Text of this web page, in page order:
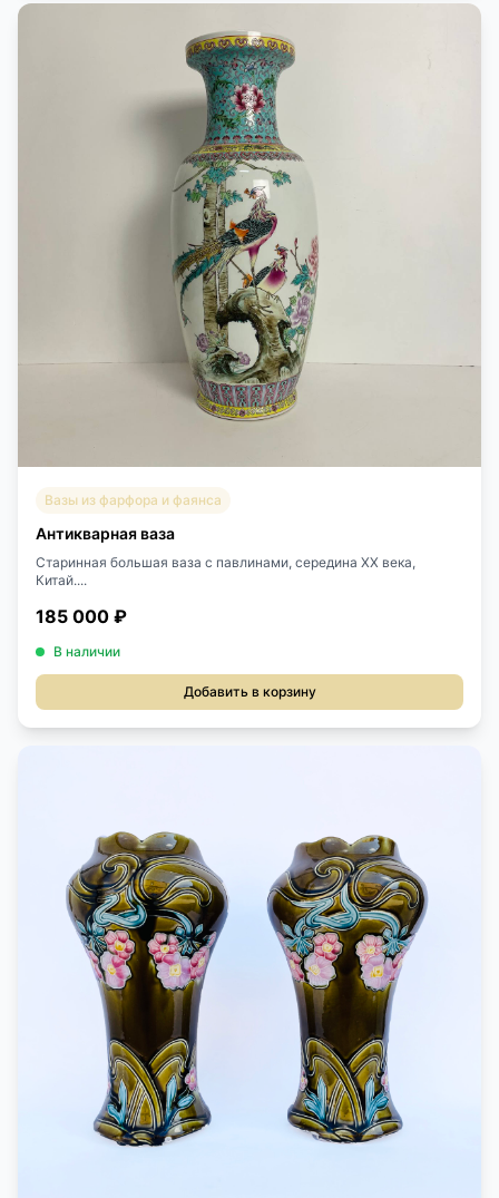
Вазы из фарфора и фаянса
Антикварная ваза
Старинная большая ваза с павлинами, середина ХХ века,
Китай....
185 000 ₽
В наличии
Добавить в корзину